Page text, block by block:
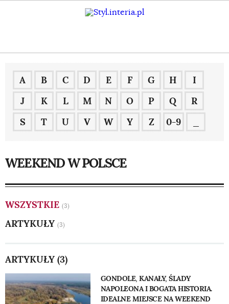
A B C D E F G H
I
J
K L M N O P Q
R
S
T U V W Y Z 0-9
WEEKEND W POLSCE
WSZYSTKIE (3)
ARTYKUŁY (3)
ARTYKUŁY (3)
GONDOLE, KANAŁY, ŚLADY
NAPOLEONA I BOGATA HISTORIA.
IDEALNE MIEJSCE NA WEEKEND